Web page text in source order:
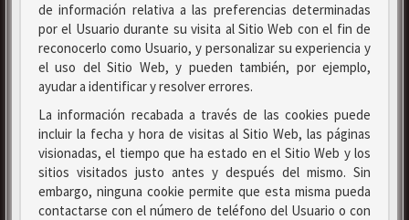
de información relativa a las preferencias determinadas
por el Usuario durante su visita al Sitio Web con el fin de
reconocerlo como Usuario, y personalizar su experiencia y
el uso del Sitio Web, y pueden también, por ejemplo,
ayudar a identificar y resolver errores.
La información recabada a través de las cookies puede
incluir la fecha y hora de visitas al Sitio Web, las páginas
visionadas, el tiempo que ha estado en el Sitio Web y los
sitios visitados justo antes y después del mismo. Sin
embargo, ninguna cookie permite que esta misma pueda
contactarse con el número de teléfono del Usuario o con